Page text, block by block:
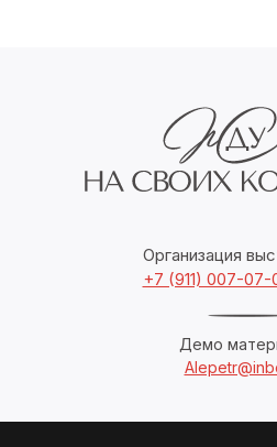
Организация
+7 (911) 007-07-
Демо